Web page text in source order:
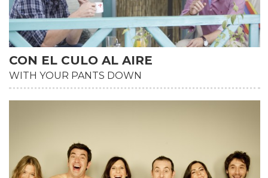
CON EL CULO AL AIRE
WITH YOUR PANTS DOWN